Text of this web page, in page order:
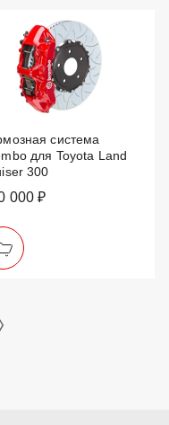
система
для Toyota Land
300
000 ₽